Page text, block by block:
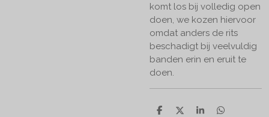
komt los bij volledig open
doen, we kozen hiervoor
omdat anders de rits
beschadigt bij veelvuldig
banden erin en eruit te
doen.
D D S D